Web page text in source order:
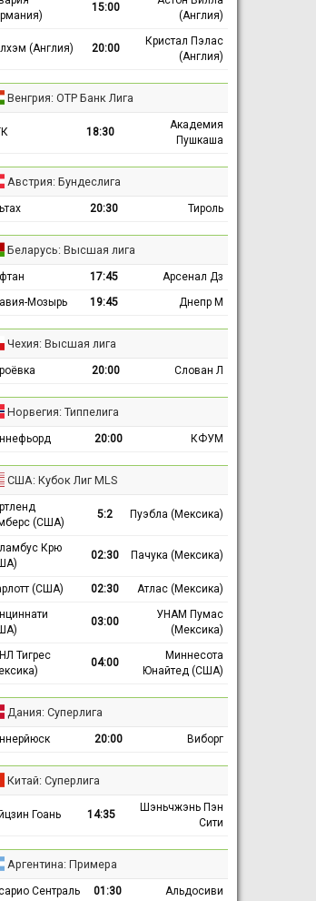
15:00
(Англия)
(Англия) 20:00
Кристал Пэлас
(Англия)
Венгрия: ОТР Банк Лига
18:30
Академия
Пушкаша
Австрия: Бундеслига
20:30 Тироль
Беларусь: Высшая лига
17:45
Арсенал Дз
Мозырь
19:45 Днепр М
Чехия: Высшая лига
20:00 Слован Л
Норвегия: Типпелига
20:00 КФУМ
США: Кубок Лиг MLS
(США)
5:2 Пуэбла (Мексика)
Крю
02:30 Пачука (Мексика)
(США) 02:30
Атлас (Мексика)
03:00
УНАМ Пумас
(Мексика)
Тигрес
04:00
Миннесота
Юнайтед (США)
Дания: Суперлига
20:00 Виборг
Китай: Суперлига
Гоань 14:35
Шэньчжэнь Пэн
Сити
Аргентина: Примера
Сентраль 01:30
Альдосиви